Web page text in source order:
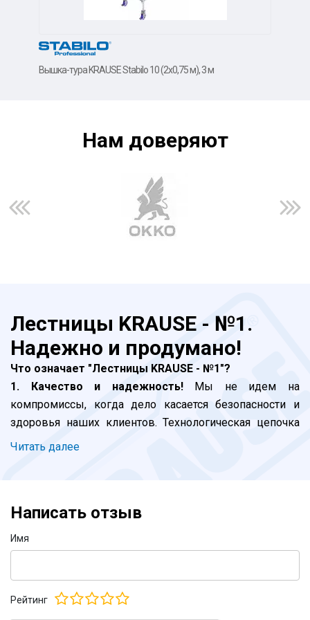
Вышка-тура KRAUSE Stabilo 10 (2х0,75 м), 3 м
Нам доверяют
Лестницы KRAUSE - №1.
Надежно и продумано!
Что означает "Лестницы KRAUSE - №1"?
1. Качество и надежность!Мы не идем на
компромиссы, когда дело касается безопасности и
здоровья наших клиентов. Технологическая цепочка
включает в себя контроль на каждом этапе, от
Наш внутренний стандарт производства жестче
позиционируем как бытовую, выдерживает все
стремянкам. Где KRAUSE - там безопасно!
Читать далее
Написать отзыв
Имя
Рейтинг